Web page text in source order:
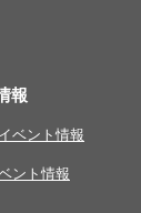
報
ベント情報
ント情報